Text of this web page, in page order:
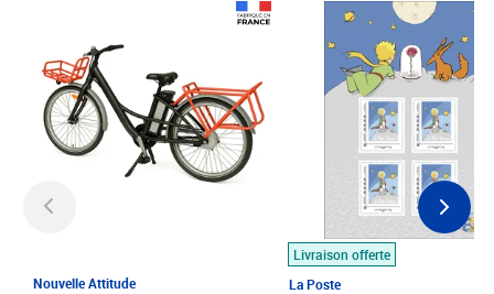
Nouvelle Attitude
Livraison offerte
La Poste
Prix 7,50€